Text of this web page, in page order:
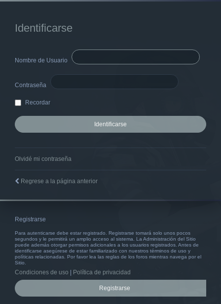
Identificarse
Nombre de Usuario
Contraseña
Recordar
Olvidé mi contraseña
Regrese a la página anterior
Registrarse
Para autenticarse debe estar registrado. Registrarse tomará solo unos pocos
segundos y le permitirá un amplio acceso al sistema. La Administración del Sitio
puede además otorgar permisos adicionales a los usuarios registrados. Antes de
identificarse asegúrese de estar familiarizado con nuestros términos de uso y
políticas relacionadas. Por favor lea las reglas de los foros mientras navega por el
Sitio.
Condiciones de uso Política de privacidad
Registrarse